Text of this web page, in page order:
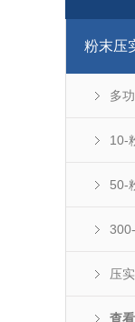
粉末压
多
10-
50-
压
查